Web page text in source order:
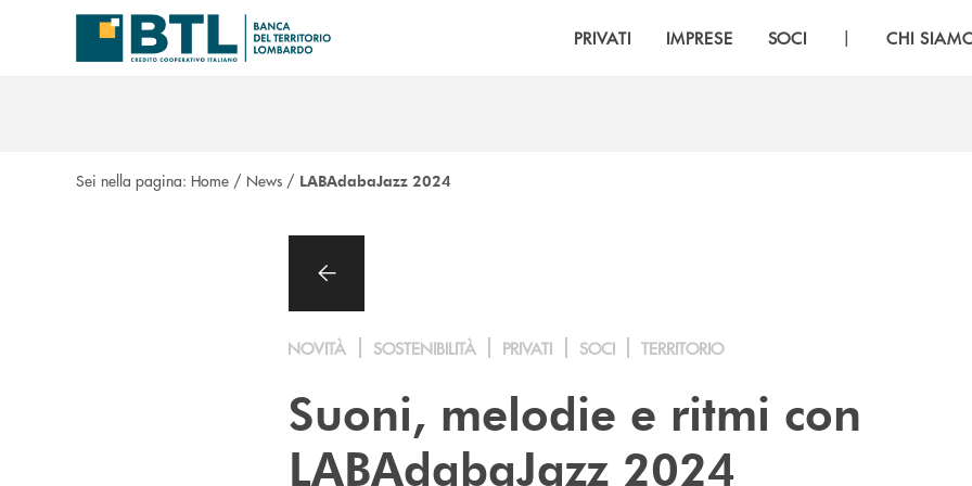
Salta al contenuto principale
PRIVATI IMPRESE SOCI | CHI
Sei nella pagina: Home / News / LABAdabaJazz 2024
NOVITÀ SOSTENIBILITÀ PRIVATI SOCI TERRITORIO
Suoni, melodie e ritmi con
LABAdabaJazz 2024